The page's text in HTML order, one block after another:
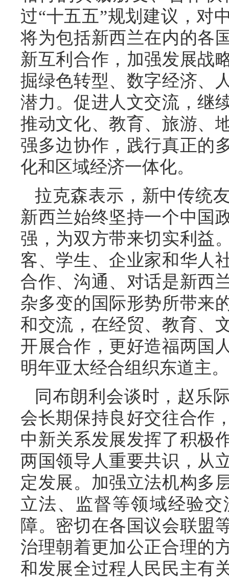
过“十五五”规划建议，对
将为包括新西兰在内的各
新互利合作，加强发展战
掘绿色转型、数字经济、
潜力。促进人文交流，继
推动文化、教育、旅游、
强多边协作，践行真正的
化和区域经济一体化。
拉克森表示，新中传统
新西兰始终坚持一个中国
强，为双方带来切实利益
客、学生、企业家和华人
合作、沟通、对话是新西
杂多变的国际形势所带来
和交流，在经贸、教育、
开展合作，更好造福两国
明年亚太经合组织东道主。
同布朗利会谈时，赵乐
会长期保持良好交往合作
中新关系发展发挥了积极
两国领导人重要共识，从
定发展。加强立法机构多
立法、监督等领域经验
障。密切在各国议会联盟
治理朝着更加公正合理的
和发展全过程人民民主有